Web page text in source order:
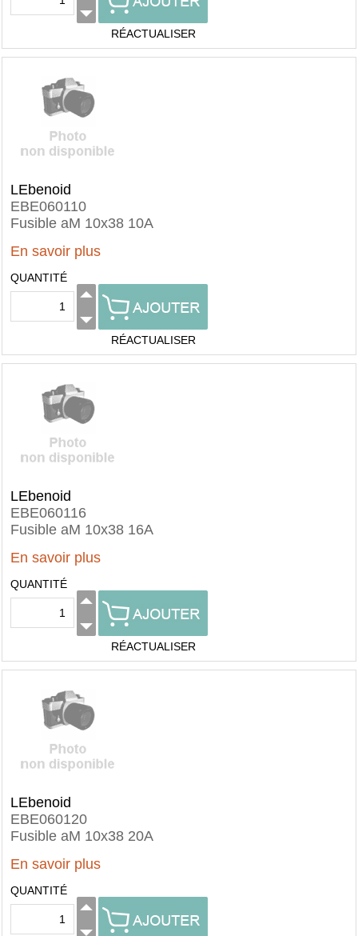
RÉACTUALISER
LEbenoid
EBE060110
Fusible aM 10x38 10A
En savoir plus
QUANTITÉ
RÉACTUALISER
LEbenoid
EBE060116
Fusible aM 10x38 16A
En savoir plus
QUANTITÉ
RÉACTUALISER
LEbenoid
EBE060120
Fusible aM 10x38 20A
En savoir plus
QUANTITÉ